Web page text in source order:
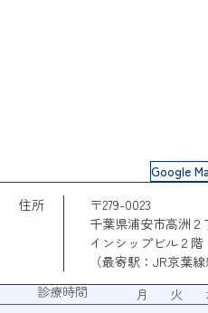
Google
住所
〒279-0023
千葉県浦安市高洲２
インシップビル２階
（最寄駅：JR京葉
診療時間
月 火